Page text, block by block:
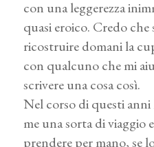
con una leggerezza
quasi eroico. Credo
ricostruire domani la
con qualcuno che mi
scrivere una cosa così.
Nel corso di questi
me una sorta di viaggio
prendere per mano, se